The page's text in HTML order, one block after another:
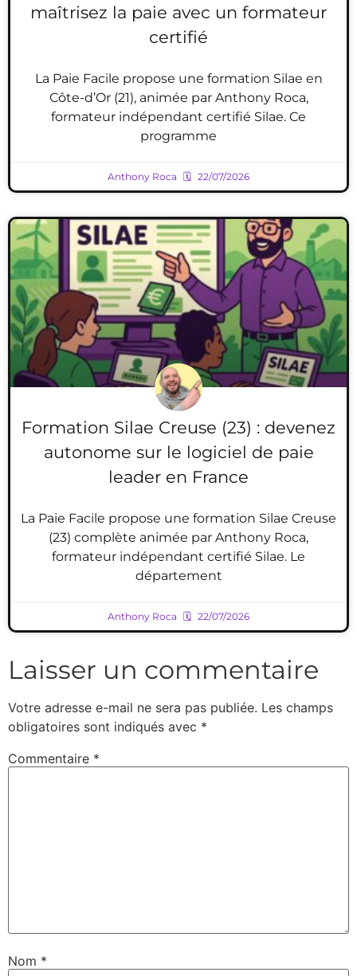
maîtrisez la paie avec un formateur
certifié
La Paie Facile propose une formation Silae en
Côte-d’Or (21), animée par Anthony Roca,
formateur indépendant certifié Silae. Ce
programme
Anthony Roca 22/07/2026
Formation Silae Creuse (23) : devenez
autonome sur le logiciel de paie
leader en France
La Paie Facile propose une formation Silae Creuse
(23) complète animée par Anthony Roca,
formateur indépendant certifié Silae. Le
département
Anthony Roca 22/07/2026
Laisser un commentaire
Votre adresse e-mail ne sera pas publiée. Les champs
obligatoires sont indiqués avec *
Commentaire *
Nom *